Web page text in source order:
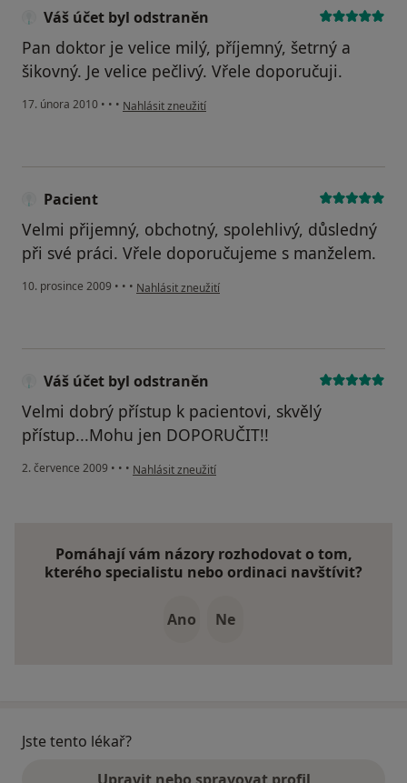
Váš účet byl odstraněn
Pan doktor je velice milý, příjemný, šetrný a
šikovný. Je velice pečlivý. Vřele doporučuji.
17. února 2010 • • • podle názoru uživatele Váš účet byl odstraněn
Nahlásit zneužití
Pacient
Velmi přijemný, obchotný, spolehlivý, důsledný
při své práci. Vřele doporučujeme s manželem.
10. prosince 2009 • • • podle názoru uživatele Pacient
Nahlásit zneužití
Váš účet byl odstraněn
Velmi dobrý přístup k pacientovi, skvělý
přístup...Mohu jen DOPORUČIT!!
2. července 2009 • • • podle názoru uživatele Váš účet byl odstraněn
Nahlásit zneužití
Pomáhají vám názory rozhodovat o tom,
kterého specialistu nebo ordinaci navštívit?
Ano Ne
Jste tento lékař?